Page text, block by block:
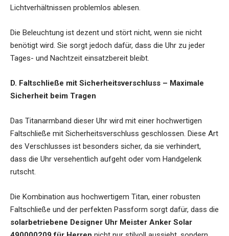
Lichtverhältnissen problemlos ablesen.
Die Beleuchtung ist dezent und stört nicht, wenn sie nicht
benötigt wird. Sie sorgt jedoch dafür, dass die Uhr zu jeder
Tages- und Nachtzeit einsatzbereit bleibt.
D. Faltschließe mit Sicherheitsverschluss – Maximale
Sicherheit beim Tragen
Das Titanarmband dieser Uhr wird mit einer hochwertigen
Faltschließe mit Sicherheitsverschluss geschlossen. Diese Art
des Verschlusses ist besonders sicher, da sie verhindert,
dass die Uhr versehentlich aufgeht oder vom Handgelenk
rutscht.
Die Kombination aus hochwertigem Titan, einer robusten
Faltschließe und der perfekten Passform sorgt dafür, dass die
solarbetriebene Designer Uhr Meister Anker Solar